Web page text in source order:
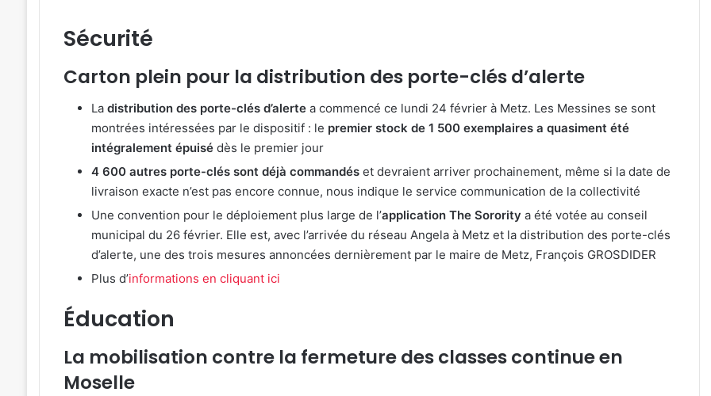
Sécurité
Carton plein pour la distribution des porte-clés d’alerte
Ladistribution des porte-clés d’alertea commencé ce lundi 24 février à Metz. Les Messines se sont
montrées intéressées par le dispositif : le premier stock de 1 500 exemplaires a quasiment été
intégralement épuisé dès le premier jour
4 600 autres porte-clés sont déjà commandés et devraient arriver prochainement, même si la date de
livraison exacte n’est pas encore connue, nous indique le service communication de la collectivité
Une convention pour le déploiement plus large de l’application The Sorority a été votée au conseil
municipal du 26 février. Elle est, avec l’arrivée du réseau Angela à Metz et la distribution des porte-clés
d’alerte, une des trois mesures annoncées dernièrement par le maire de Metz, François GROSDIDER
Plus d’informations en cliquant ici
Éducation
La mobilisation contre la fermeture des classes continue en
Moselle
soirées
concerts
prévues
Ars-
Moselle
au
28
2026
5 août 2026
4 soirées concerts prévues à Ars-
sur-Moselle du 7 au 28 août 2026
J-
1
le
cinéma
plein4 août 2026
Metz : J-1 avant le cinéma plein
de
musique
organisé
au
parc
et
3 août 2026
Un festival
organisé au
de